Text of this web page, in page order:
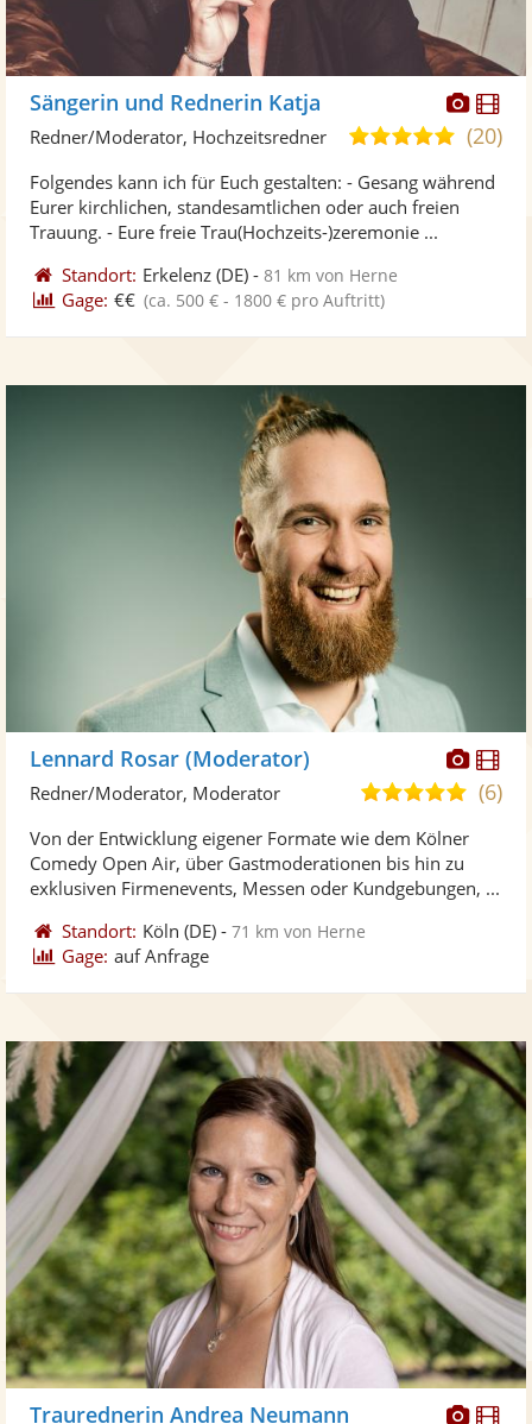
Fotos
Sängerin und Rednerin Katja
5,0
5
(20)
Redner/Moderator, Hochzeitsredner
Folgendes kann ich für Euch gestalten: - Gesang während
Eurer kirchlichen, standesamtlichen oder auch freien
Trauung. - Eure freie Trau(Hochzeits-)zeremonie ...
Standort: Erkelenz (DE) -81 km von Herne
Gage: €€ (ca. 500 € - 1800 € pro Auftritt)
Lennard Rosar (Moderator)
5,0
Sternen
(6)
Redner/Moderator, Moderator
Von der Entwicklung eigener Formate wie dem Kölner
Comedy Open Air, über Gastmoderationen bis hin zu
exklusiven Firmenevents, Messen oder Kundgebungen, ...
Standort: Köln (DE) -71 km von Herne
Gage: auf Anfrage
Traurednerin Andrea Neumann